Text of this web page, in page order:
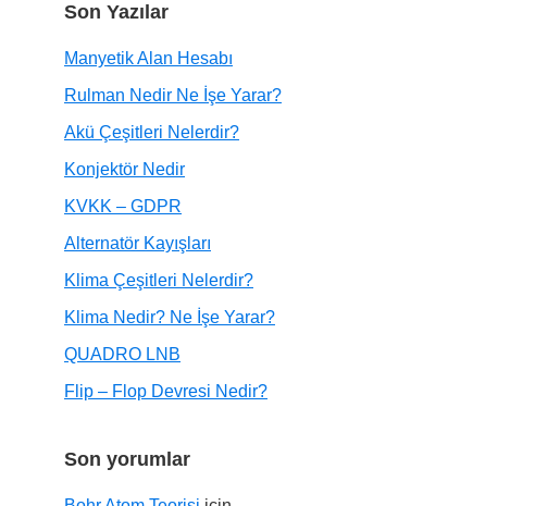
Son Yazılar
Manyetik Alan Hesabı
Rulman Nedir Ne İşe Yarar?
Akü Çeşitleri Nelerdir?
Konjektör Nedir
KVKK – GDPR
Alternatör Kayışları
Klima Çeşitleri Nelerdir?
Klima Nedir? Ne İşe Yarar?
QUADRO LNB
Flip – Flop Devresi Nedir?
Son yorumlar